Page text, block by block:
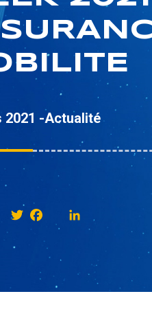
2021 -Actualité
TwitterFacebookinstagram